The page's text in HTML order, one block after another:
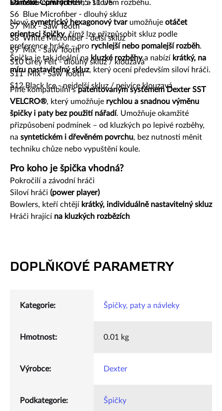
kontrolu i při rychlém a silovém rozběhu.
Novýsymetrický hexagonový tvarumožňuje otáčet
orientaci špičky, čímž lze přizpůsobit skluz podle
preference hráče – pro rychlejší nebo pomalejší rozběh.
Špička je tak ideální na kluzké rozběhya nabízí krátký, na
míru nastavitelný skluz, který ocení především siloví hráči.
Plně kompatibilní spatentovaným systémem Dexter SST
VELCRO®, který umožňuje rychlou a snadnou výměnu
špičky i paty bez použití nářadí. Umožňuje okamžité
přizpůsobení podmínek – od kluzkých po lepivé rozběhy,
na syntetickém i dřevěném povrchu, bez nutnosti měnit
techniku chůze nebo vypuštění koule.
Pro koho je špička vhodná?
Pokročilí a závodní hráči
Siloví hráči (power player)
Bowlers, kteří chtějí krátký, individuálně nastavitelný skluz
Hráči hrající na kluzkých rozbězích
Dámské Comfort+:9,5-11 US
S5 Mix - Saw Tooth
S6 Blue Microfiber - dlouhý skluz
S7 Mix - Saw Tooth
S8 White Microfiber - delší skluz
S9 Mix - Saw Tooth
S10 Grey Felt - dlouhý skluz / klouzavá
S11 Mix - Saw Tooth
S12 Black Ice - nejdelší skluz / nejvíce klouzavá
DOPLŇKOVÉ PARAMETRY
Kategorie: Špičky, paty a návleky
Hmotnost: 0.01 kg
Výrobce: Dexter
Podkategorie: Špičky